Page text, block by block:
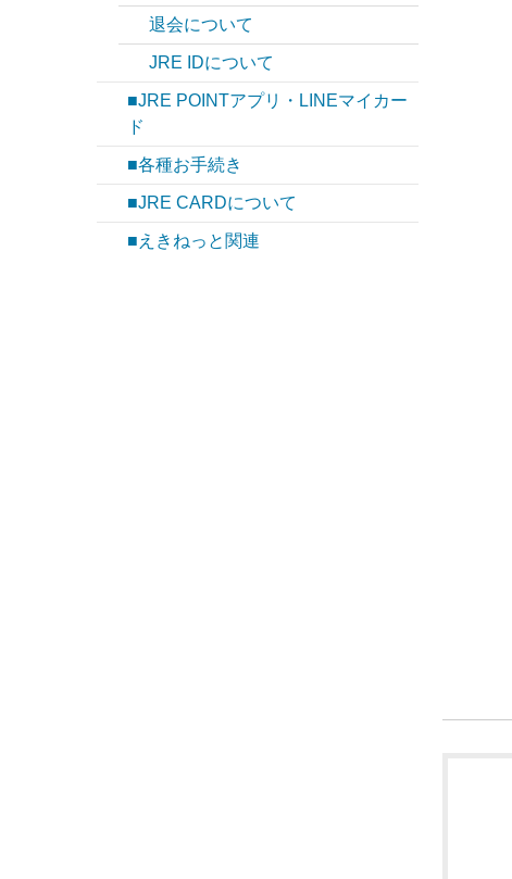
退会について
JRE IDについて
■JRE POINTアプリ・LINEマイカー
ド
■各種お手続き
■JRE CARDについて
■えきねっと関連